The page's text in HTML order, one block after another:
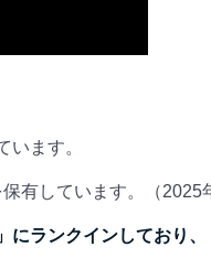
います。
有しています。（2025
」にランクインしており、